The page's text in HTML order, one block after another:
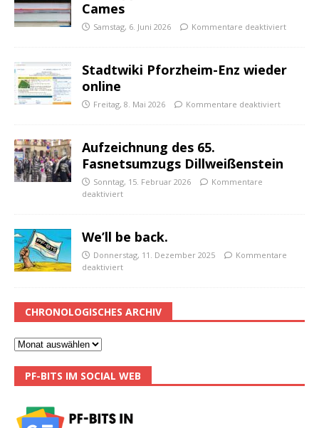
Cames
Samstag, 6. Juni 2026 Kommentare deaktiviert
Stadtwiki Pforzheim-Enz wieder
online
Freitag, 8. Mai 2026 Kommentare deaktiviert
Aufzeichnung des 65.
Fasnetsumzugs Dillweißenstein
Sonntag, 15. Februar 2026
Kommentare
deaktiviert
We’ll be back.
Donnerstag, 11. Dezember 2025
Kommentare
deaktiviert
CHRONOLOGISCHES ARCHIV
PF-BITS IM SOCIAL WEB